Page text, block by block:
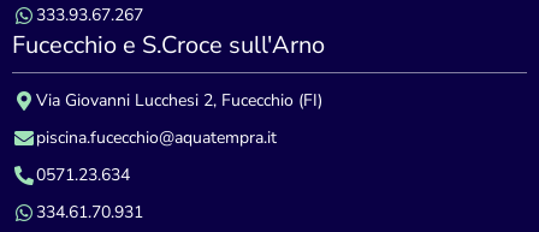
333.93.67.267
Fucecchio e S.Croce sull'Arno
Via Giovanni Lucchesi 2, Fucecchio (FI)
piscina.fucecchio@aquatempra.it
0571.23.634
334.61.70.931